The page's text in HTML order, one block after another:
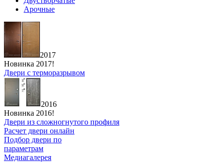
Арочные
2017
Новинка 2017!
Двери с терморазрывом
2016
Новинка 2016!
Двери из сложногнутого профиля
Расчет двери онлайн
Подбор двери по
параметрам
Медиагалерея